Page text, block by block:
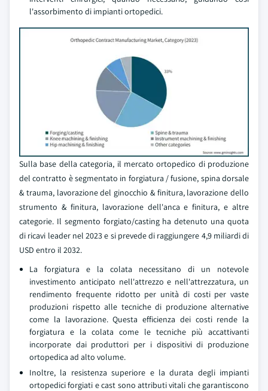
l'assorbimento di impianti ortopedici.
Sulla base della categoria, il mercato ortopedico di produzione
del contratto è segmentato in forgiatura / fusione, spina dorsale
& trauma, lavorazione del ginocchio & finitura, lavorazione dello
strumento & finitura, lavorazione dell'anca e finitura, e altre
categorie. Il segmento forgiato/casting ha detenuto una quota
di ricavi leader nel 2023 e si prevede di raggiungere 4,9 miliardi di
USD entro il 2032.
La forgiatura e la colata necessitano di un notevole
investimento anticipato nell'attrezzo e nell'attrezzatura, un
rendimento frequente ridotto per unità di costi per vaste
produzioni rispetto alle tecniche di produzione alternative
come la lavorazione. Questa efficienza dei costi rende la
forgiatura e la colata come le tecniche più accattivanti
incorporate dai produttori per i dispositivi di produzione
ortopedica ad alto volume.
Inoltre, la resistenza superiore e la durata degli impianti
ortopedici forgiati e cast sono attributi vitali che garantiscono